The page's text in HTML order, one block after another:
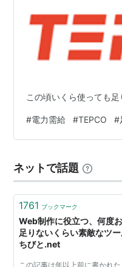
この頃いくら使っても
#電力需給 #TEPCO #
ネットで話題
1761 ブックマーク
Web制作に役立つ、何度
足りないくらい素敵なツ
ちびと.net
この記事は年以上前に書かれ